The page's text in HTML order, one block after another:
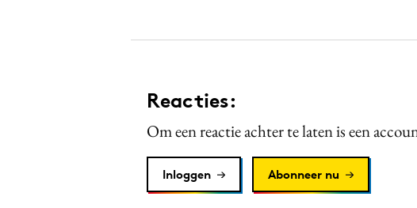
Reacties:
Om een reactie achter te laten is een
Inloggen Abonneer nu